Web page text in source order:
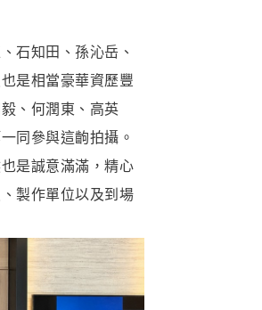
石知田、孫沁岳、
是相當豪華資歷豐
、何潤東、高英
同參與這齣拍攝。
是誠意滿滿，精心
製作單位以及到場